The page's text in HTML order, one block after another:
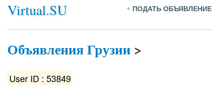
Virtual.SU + ПОДАТЬ ОБЪЯВЛЕНИЕ
Объявления Грузии>
User ID : 53849